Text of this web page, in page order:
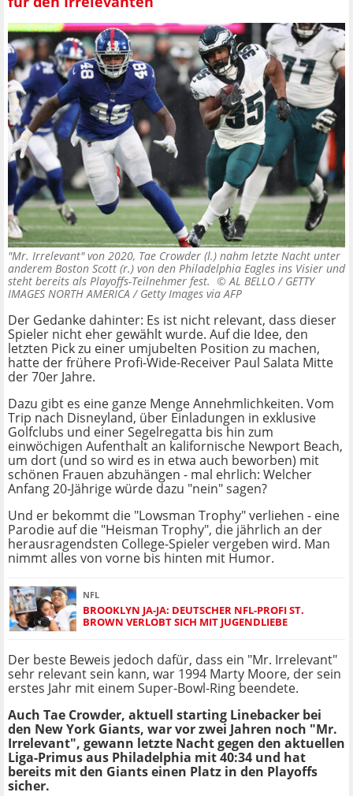
"Mr. Irrelevant" von 2020, Tae Crowder (l.) nahm letzte Nacht unter
anderem Boston Scott (r.) von den Philadelphia Eagles ins Visier und
steht bereits als Playoffs-Teilnehmer fest. ©AL BELLO / GETTY
IMAGES NORTH AMERICA / Getty Images via AFP
Der Gedanke dahinter: Es ist nicht relevant, dass dieser
Spieler nicht eher gewählt wurde. Auf die Idee, den
letzten Pick zu einer umjubelten Position zu machen,
hatte der frühere Profi-Wide-Receiver Paul Salata Mitte
der 70er Jahre.
Dazu gibt es eine ganze Menge Annehmlichkeiten. Vom
Trip nach Disneyland, über Einladungen in exklusive
Golfclubs und einer Segelregatta bis hin zum
einwöchigen Aufenthalt an kalifornische Newport Beach,
um dort (und so wird es in etwa auch beworben) mit
schönen Frauen abzuhängen - mal ehrlich: Welcher
Anfang 20-Jährige würde dazu "nein" sagen?
Und er bekommt die "Lowsman Trophy" verliehen - eine
Parodie auf die "Heisman Trophy", die jährlich an der
herausragendsten College-Spieler vergeben wird. Man
nimmt alles von vorne bis hinten mit Humor.
NFL
BROOKLYN JA-JA: DEUTSCHER NFL-PROFI ST.
BROWN VERLOBT SICH MIT JUGENDLIEBE
Der beste Beweis jedoch dafür, dass ein "Mr. Irrelevant"
sehr relevant sein kann, war 1994 Marty Moore, der sein
erstes Jahr mit einem Super-Bowl-Ring beendete.
Auch Tae Crowder, aktuell starting Linebacker bei
den New York Giants, war vor zwei Jahren noch "Mr.
Irrelevant", gewann letzte Nacht gegen den aktuellen
Liga-Primus aus Philadelphia mit 40:34 und hat
bereits mit den Giants einen Platz in den Playoffs
sicher.